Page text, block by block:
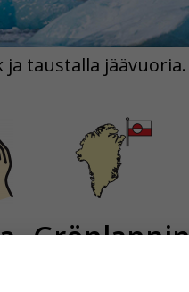
taustalla jäävuoria.